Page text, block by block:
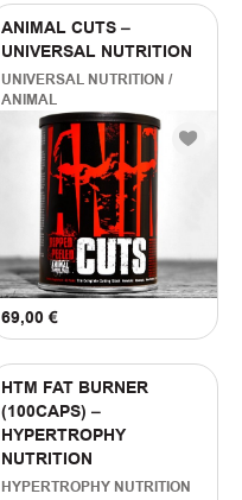
ANIMAL CUTS –
UNIVERSAL NUTRITION
UNIVERSAL NUTRITION /
ANIMAL
69,00 €
HTM FAT BURNER
(100CAPS) –
HYPERTROPHY
NUTRITION
HYPERTROPHY NUTRITION